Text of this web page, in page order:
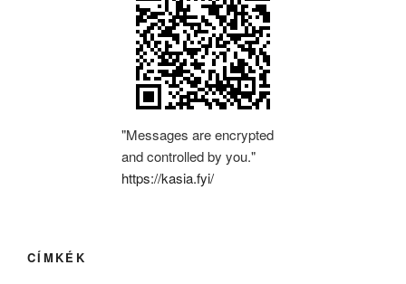
"Messages are encrypted
and controlled by you."
https://kasia.fyi/
CÍMKÉK